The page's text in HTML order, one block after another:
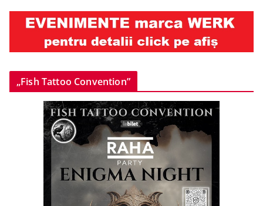
„Fish Tattoo Convention”